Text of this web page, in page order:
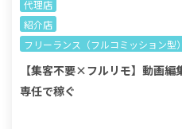
代理店
紹介店
フリーランス（フルコミッション型）
【集客不要×フルリモ】動画
専任で稼ぐ